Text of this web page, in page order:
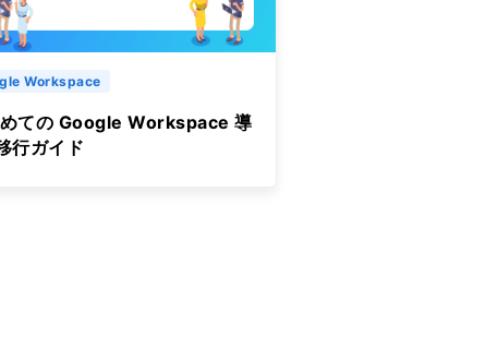
Workspace
ての Google Workspace 導
行ガイド